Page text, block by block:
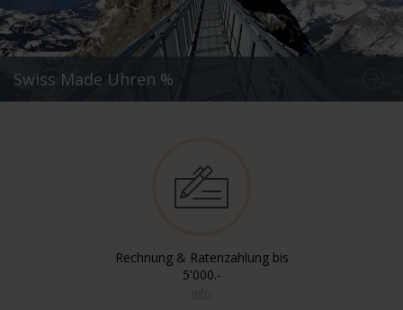
Swiss Made Uhren %
Rechnung & Ratenzahlung bis
5'000.-